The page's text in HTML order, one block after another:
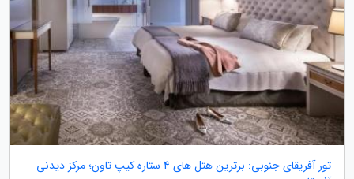
تور آفریقای جنوبی: برترین هتل های 4 ستاره کیپ تاون؛ مرکز دیدنی